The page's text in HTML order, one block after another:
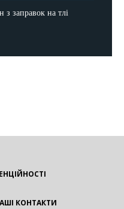
з заправок на тлі
КОНТАКТИ